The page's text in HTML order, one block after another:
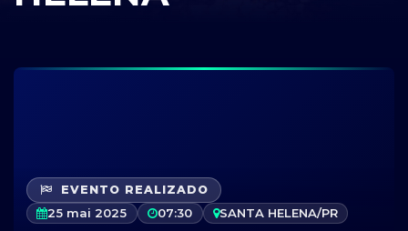
EVENTO REALIZADO
25 mai 2025 07:30 SANTA HELENA/PR